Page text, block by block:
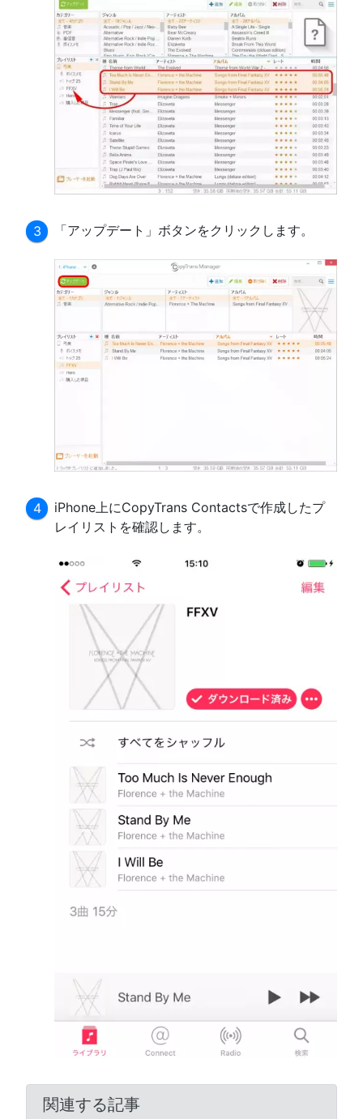
「アップデート」ボタンをクリックします。
iPhone上にCopyTrans Contactsで作成したプ
レイリストを確認します。
関連する記事